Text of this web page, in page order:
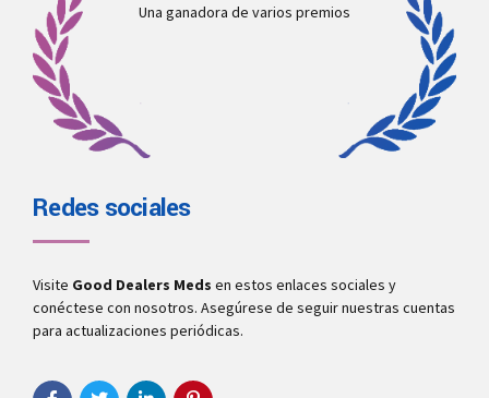
Una ganadora de varios premios
Redes sociales
Visite Good Dealers Meds en estos enlaces sociales y
conéctese con nosotros. Asegúrese de seguir nuestras cuentas
para actualizaciones periódicas.